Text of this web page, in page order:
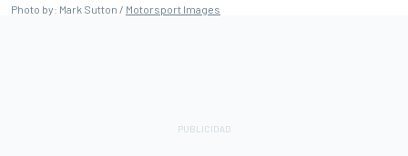
Photo by: Mark Sutton / Motorsport Images